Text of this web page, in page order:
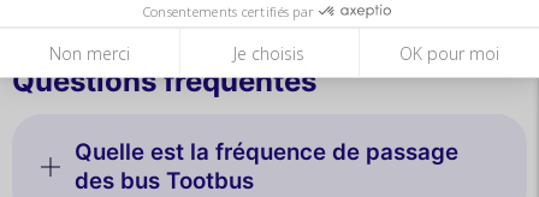
Consentements certifiés par
Non merci Je choisis OK pour moi
Questions fréquentes
Quelle est la fréquence de passage
des bus Tootbus